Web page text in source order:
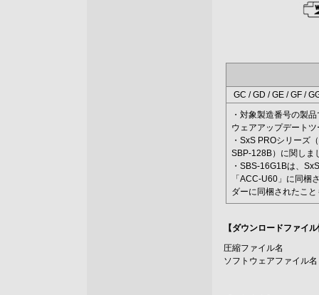
GC / GD / GE / GF /
・対象製造番号の製
ウェアアップデート
・SxS PROシリーズ
SBP-128B）に関しま
・SBS-16G1Bは、
「ACC-U60」に同梱
ダーに同梱されたこ
【ダウンロードファイ
圧縮ファイル名
ソフトウェアファイル名